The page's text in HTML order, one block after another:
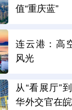
值“重庆蓝”
连云港：高
风光
从“看展厅”
华外交官在